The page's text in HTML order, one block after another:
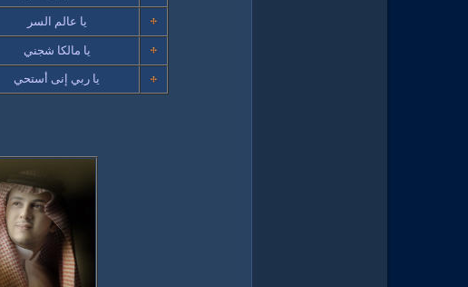
يا عالم السر
يا مالكا شجني
يا ربي إنى أستحي